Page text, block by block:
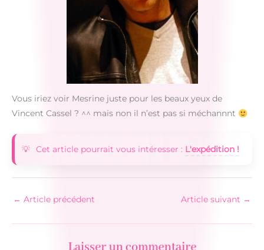
Vous iriez voir Mesrine juste pour les beaux yeux de
Vincent Cassel ? ^^ mais non il n’est pas si méchannnt
Cet article pourrait vous intéresser : L'expédition !
← Article précédent Article suivant →